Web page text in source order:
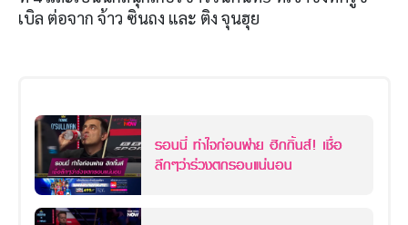
เบิล ต่อจาก จ้าว ซินถง และ ติง จุนฮุย
รอนนี่ ทำใจก่อนพ่าย ฮิกกิ้นส์! เชื่อ
ลึกๆว่าร่วงตกรอบแน่นอน